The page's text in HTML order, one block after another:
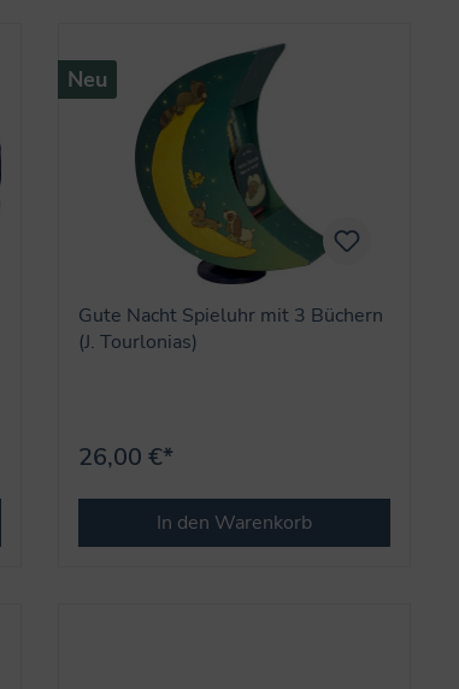
Neu
Gute Nacht Spieluhr mit 3 Büchern
(J. Tourlonias)
26,00 €*
In den Warenkorb